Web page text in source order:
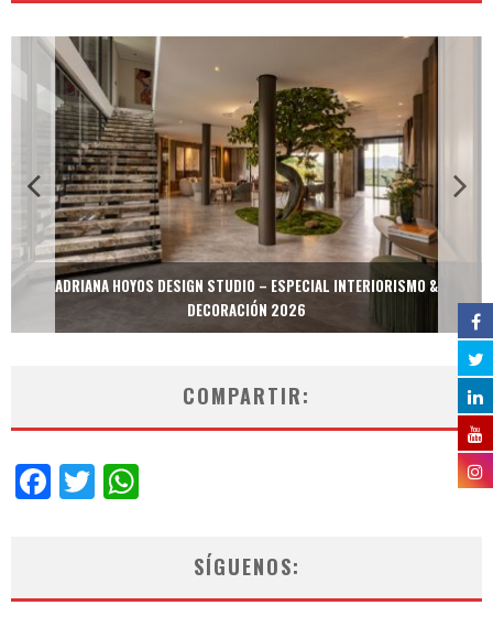
ADRIANA HOYOS DESIGN STUDIO – ESPECIAL INTERIORISMO &
DECORACIÓN 2026
COMPARTIR:
Facebook
Twitter
SÍGUENOS: